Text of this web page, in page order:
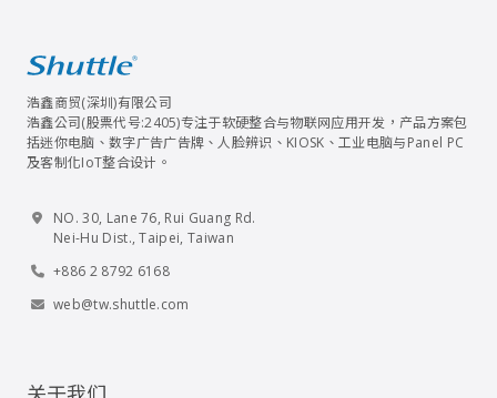
浩鑫商贸(深圳)有限公司
浩鑫公司(股票代号:2405)专注于软硬整合与物联网应用开发，产品方案包
括迷你电脑、数字广告广告牌、人脸辨识、KIOSK、工业电脑与Panel PC
及客制化IoT整合设计。
NO. 30, Lane 76, Rui Guang Rd.
Nei-Hu Dist., Taipei, Taiwan
+886 2 8792 6168
web@tw.shuttle.com